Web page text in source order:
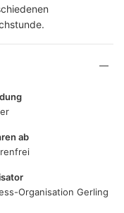
ab
Organisation Gerling